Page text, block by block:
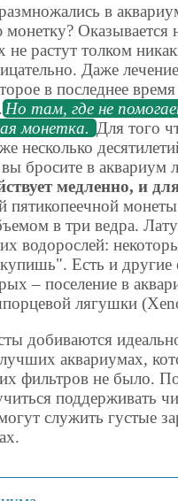
в
Оказывается
растут толком
Даже
в последнее
Но там, где не
монетка. Для того
несколько
бросите в аквариум
медленно, и
пятикопеечной монеты
в три ведра.
водорослей:
Есть и
– поселение в
лягушки
добиваются
аквариумах,
фильтров не было.
поддерживать
служить густые